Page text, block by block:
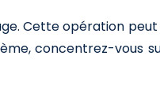
Cette opération
concentrez-vous